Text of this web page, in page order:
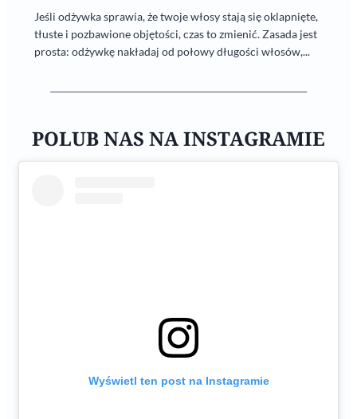
Jeśli odżywka sprawia, że twoje włosy stają się oklapnięte,
tłuste i pozbawione objętości, czas to zmienić. Zasada jest
prosta: odżywkę nakładaj od połowy długości włosów,...
POLUB NAS NA INSTAGRAMIE
Wyświetl ten post na Instagramie